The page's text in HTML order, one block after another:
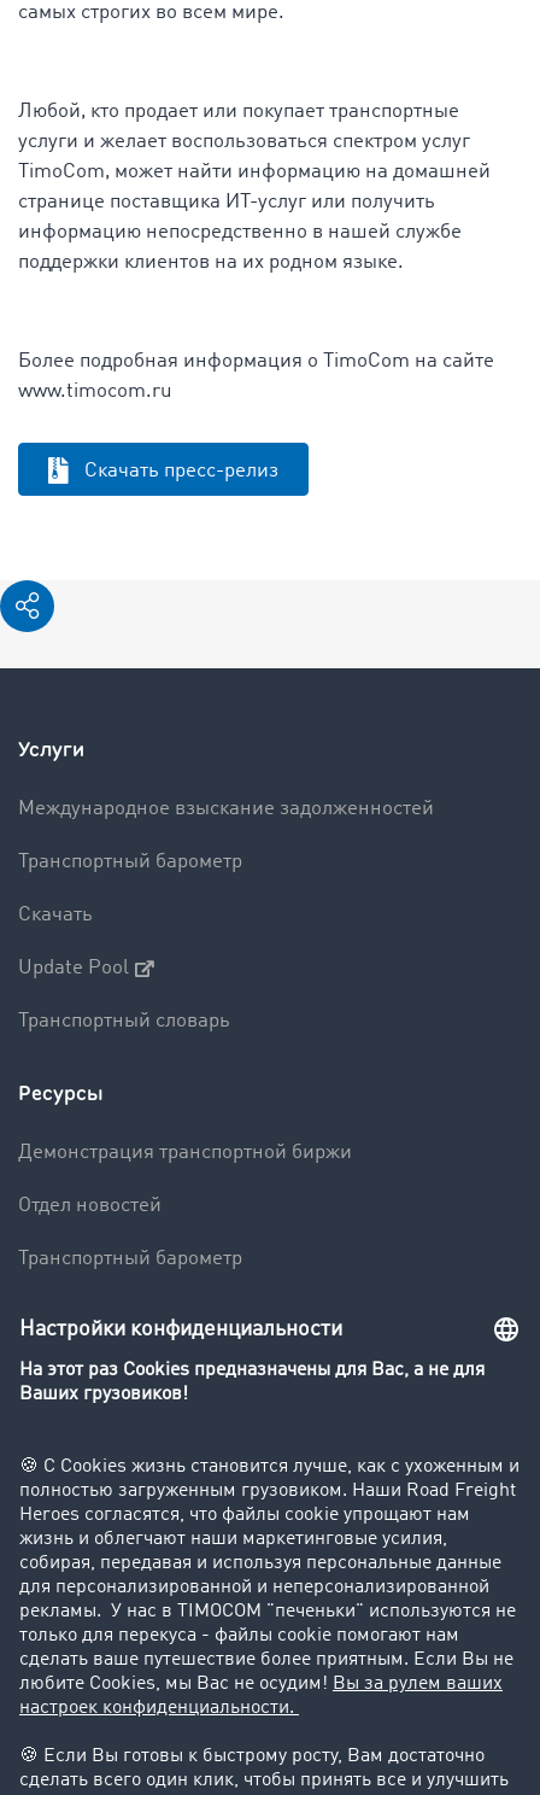
самых строгих во всем мире.
Любой, кто продает или покупает транспортные
услуги и желает воспользоваться спектром услуг
TimoCom, может найти информацию на домашней
странице поставщика ИТ-услуг или получить
информацию непосредственно в нашей службе
поддержки клиентов на их родном языке.
Более подробная информация о TimoCom на сайте
www.timocom.ru
Скачать пресс-релиз
Услуги
Международное взыскание задолженностей
Транспортный барометр
Скачать
Update Pool
Транспортный словарь
Ресурсы
Демонстрация транспортной биржи
Отдел новостей
Транспортный барометр
Компания
Истории успеха
Поддержка
Поддержка
Юридическая информация
Общие Условия Сотрудничества